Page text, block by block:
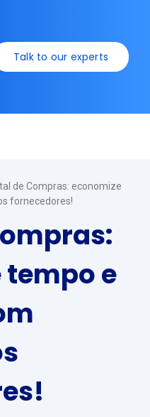
Talk to our experts
de Compras: economize
fornecedores!
e